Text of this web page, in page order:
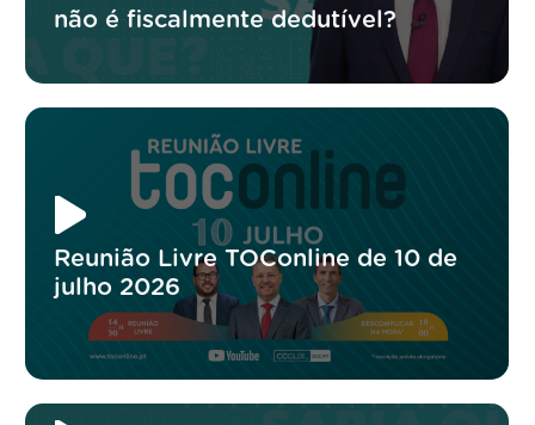
não é fiscalmente dedutível?
Reunião Livre TOConline de 10 de
julho 2026